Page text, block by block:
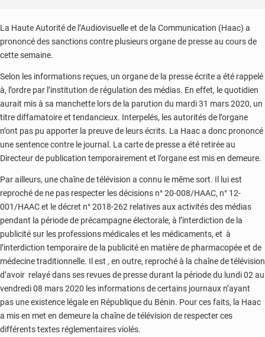
La Haute Autorité de l’Audiovisuelle et de la Communication (Haac) a
prononcé des sanctions contre plusieurs organe de presse au cours de
cette semaine.
Selon les informations reçues, un organe de la presse écrite a été rappelé
à, l’ordre par l’institution de régulation des médias. En effet, le quotidien
aurait mis à sa manchette lors de la parution du mardi 31 mars 2020, un
titre diffamatoire et tendancieux. Interpelés, les autorités de l’organe
n’ont pas pu apporter la preuve de leurs écrits. La Haac a donc prononcé
une sentence contre le journal. La carte de presse a été retirée au
Directeur de publication temporairement et l’organe est mis en demeure.
Par ailleurs, une chaîne de télévision a connu le même sort. Il lui est
reproché de ne pas respecter les décisions n° 20-008/HAAC, n° 12-
001/HAAC et le décret n° 2018-262 relatives aux activités des médias
pendant la période de précampagne électorale, à l’interdiction de la
publicité sur les professions médicales et les médicaments, et à
l’interdiction temporaire de la publicité en matière de pharmacopée et de
médecine traditionnelle. Il est , en outre, reproché à la chaîne de télévision
d’avoir relayé dans ses revues de presse durant la période du lundi 02 au
vendredi 08 mars 2020 les informations de certains journaux n’ayant
pas une existence légale en République du Bénin. Pour ces faits, la Haac
a mis en met en demeure la chaîne de télévision de respecter ces
différents textes réglementaires violés.